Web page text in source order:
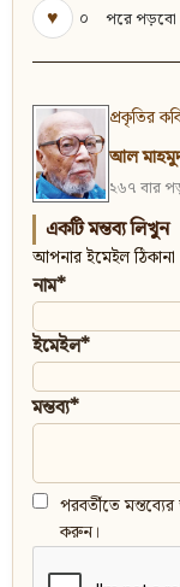
♥
০ পরে পড়বো
প্রকৃতির
আল
২৬৭ বার
একটি মন্তব্য লিখুন
আপনার ইমেইল ঠিকানা
নাম*
ইমেইল*
মন্তব্য*
পরবর্তীতে
করুন।